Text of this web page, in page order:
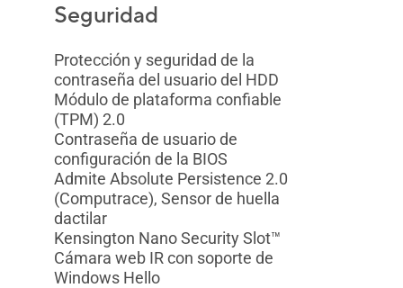
Seguridad
Protección y seguridad de la
contraseña del usuario del HDD
Módulo de plataforma confiable
(TPM) 2.0
Contraseña de usuario de
configuración de la BIOS
Admite Absolute Persistence 2.0
(Computrace), Sensor de huella
dactilar
Kensington Nano Security Slot™
Cámara web IR con soporte de
Windows Hello